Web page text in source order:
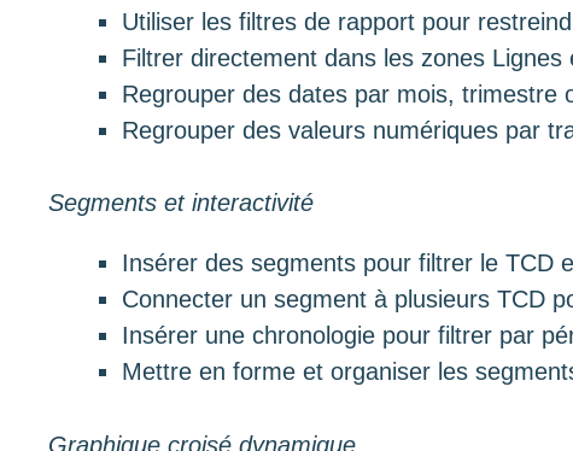
Utiliser les filtres de rapport pour
Filtrer directement dans les zones Lignes
Regrouper des dates par mois, trimestre
Regrouper des valeurs numériques par
Segments et interactivité
Insérer des segments pour filtrer le TCD
Connecter un segment à plusieurs TCD
Insérer une chronologie pour filtrer par
Mettre en forme et organiser les
Graphique croisé dynamique